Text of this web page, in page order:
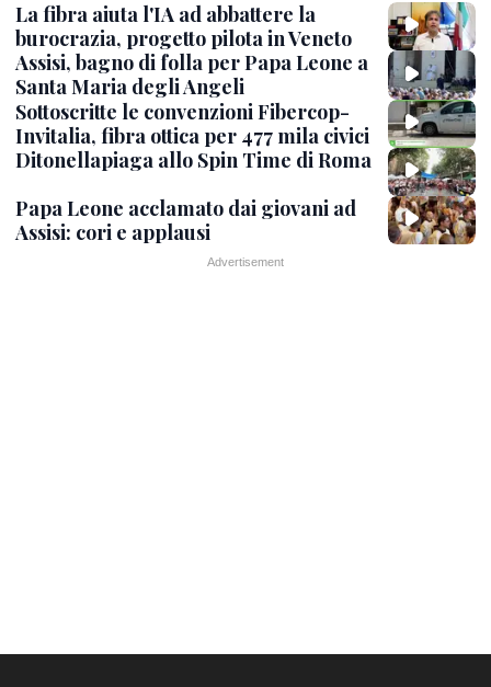
La fibra aiuta l'IA ad abbattere la
burocrazia, progetto pilota in Veneto
Assisi, bagno di folla per Papa Leone a
Santa Maria degli Angeli
Sottoscritte le convenzioni Fibercop-
Invitalia, fibra ottica per 477 mila civici
Ditonellapiaga allo Spin Time di Roma
Papa Leone acclamato dai giovani ad
Assisi: cori e applausi